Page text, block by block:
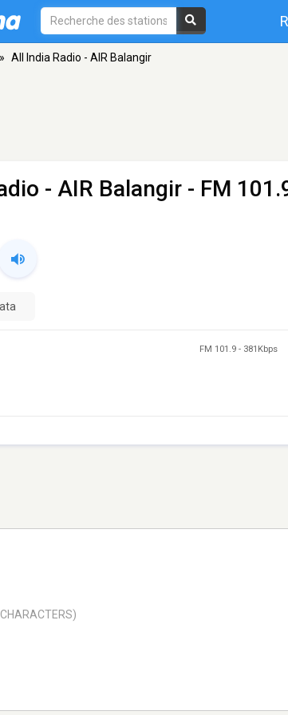
» All India Radio - AIR Balangir
- AIR Balangir - FM
FM 101.9 - 381Kbps